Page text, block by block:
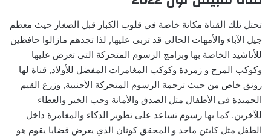
تحتل تلك القناة مكانة خاصة في قلوب الكبار قبل الصغار حيث معظم
جيل الآباء والأمهات الحالي قد تربى عليها, لذا تجدهم مازالوا حافظين
للأناشيد الخاصة بها وبرامج الرسوم المتحركة التي تعرض عليها
وكوكب المرح و زمردة وكوكب المغامرات المفضل للأولاد, قناة لها
رونق خاص من حيث ترجمة الرسوم المتحركة الأجنبية, وزرع القيم
الحميدة في الأطفال مثل الصدق والأمانة وحب الخير والعطاء
للآخرين. كما بها رسوم تساعد على تطوير الذكاء والمغامرة داخل
الطفل مثل كابتن ماجد و المحقق كونان الذي يعرض قضايا يقوم هو